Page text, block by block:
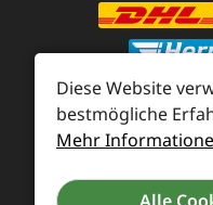
Widerrufsrecht
Diese Website
bestmögliche
Mehr